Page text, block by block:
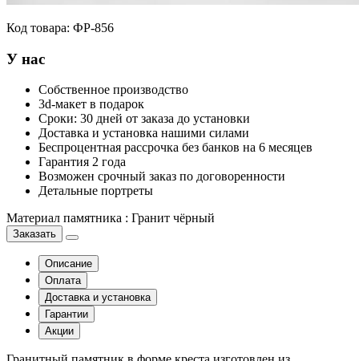
Код товара: ФР-856
У нас
Собственное производство
3d-макет в подарок
Сроки: 30 дней от заказа до установки
Доставка и установка нашими силами
Беспроцентная рассрочка без банков на 6 месяцев
Гарантия 2 года
Возможен срочный заказ по договоренности
Детальные портреты
Материал памятника : Гранит чёрный
Заказать
Описание
Оплата
Доставка и установка
Гарантии
Акции